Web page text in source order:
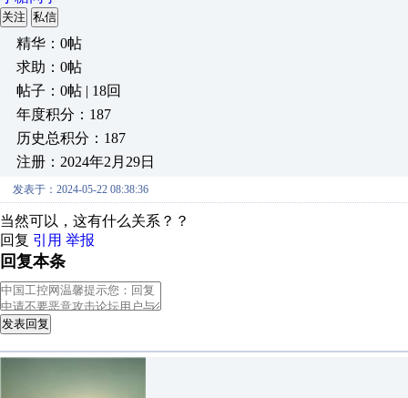
关注 私信
精华：0帖
求助：0帖
帖子：0帖 | 18回
年度积分：187
历史总积分：187
注册：2024年2月29日
发表于：2024-05-22 08:38:36
当然可以，这有什么关系？？
回复 引用 举报
回复本条
发表回复